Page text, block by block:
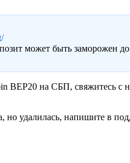
может быть заморожен
BEP20 на СБП, свяжитесь с
но удалилась, напишите в